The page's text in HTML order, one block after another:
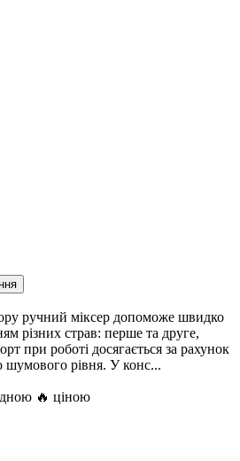
ручний міксер допоможе швидко
різних страв: перше та друге,
при роботі досягається за рахунок
шумового рівня. У конс...
🔥 ціною